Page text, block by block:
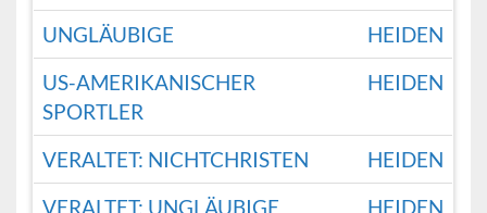
UNGLÄUBIGE
HEIDEN
US-AMERIKANISCHER
SPORTLER
HEIDEN
VERALTET: NICHTCHRISTEN
HEIDEN
VERALTET: UNGLÄUBIGE
HEIDEN